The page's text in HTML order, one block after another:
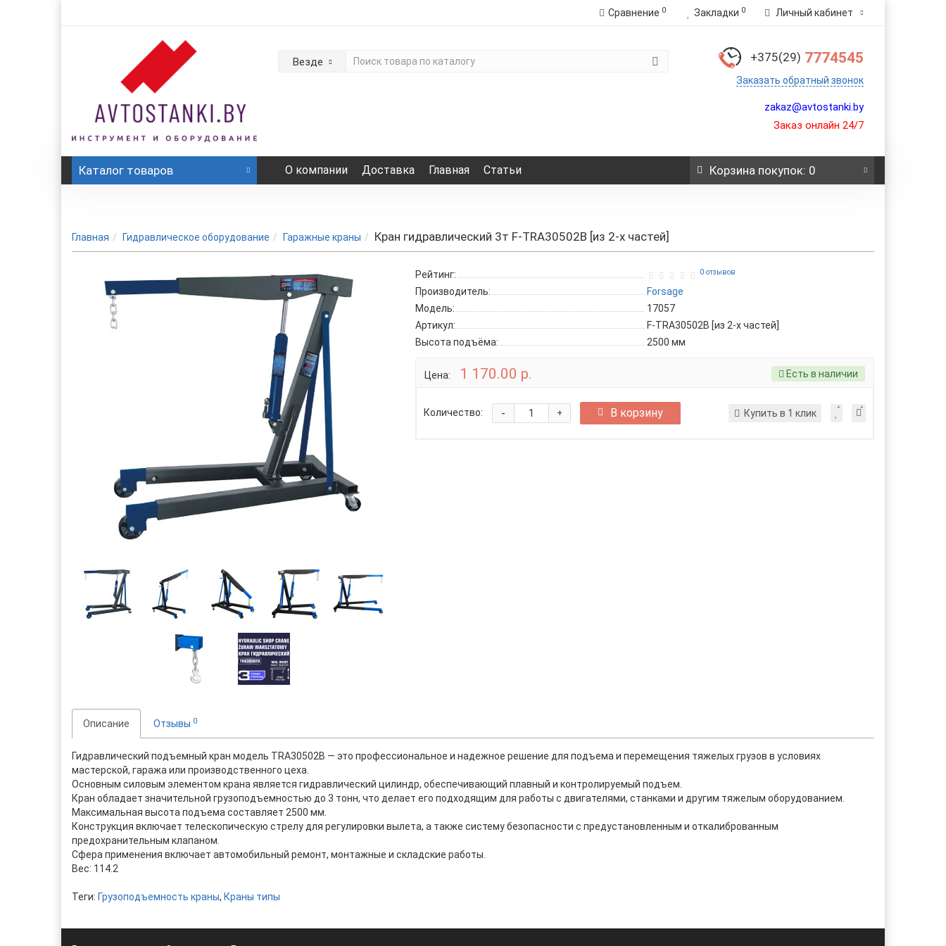
Сравнение 0 Закладки 0 Личный кабинет
Везде +375(29) 7774545
Заказать обратный звонок
zakaz@avtostanki.by
Заказ онлайн 24/7
Каталог товаров О компании Доставка Главная Статьи Корзинапокупок: 0
Главная Гидравлическое оборудование Гаражные краны Кран гидравлический 3т F-TRA30502B [из 2-х частей]
Рейтинг: 0 отзывов
Производитель:
Forsage
Модель:
17057
Артикул:
F-TRA30502B [из 2-х частей]
Высота подъёма:
2500 мм
Цена: 1 170.00 р. Есть в наличии
Количество: +
- В корзину Купить в 1 клик
Описание Отзывы 0
Гидравлический подъемный кран модель TRA30502B — это профессиональное и надежное решение для подъема и перемещения тяжелых грузов в условиях
мастерской, гаража или производственного цеха.
Основным силовым элементом крана является гидравлический цилиндр, обеспечивающий плавный и контролируемый подъем.
Кран обладает значительной грузоподъемностью до 3 тонн, что делает его подходящим для работы с двигателями, станками и другим тяжелым оборудованием.
Максимальная высота подъема составляет 2500 мм.
Конструкция включает телескопическую стрелу для регулировки вылета, а также систему безопасности с предустановленным и откалиброванным
предохранительным клапаном.
Сфера применения включает автомобильный ремонт, монтажные и складские работы.
Вес: 114.2
Теги: Грузоподъемность краны, Краны типы